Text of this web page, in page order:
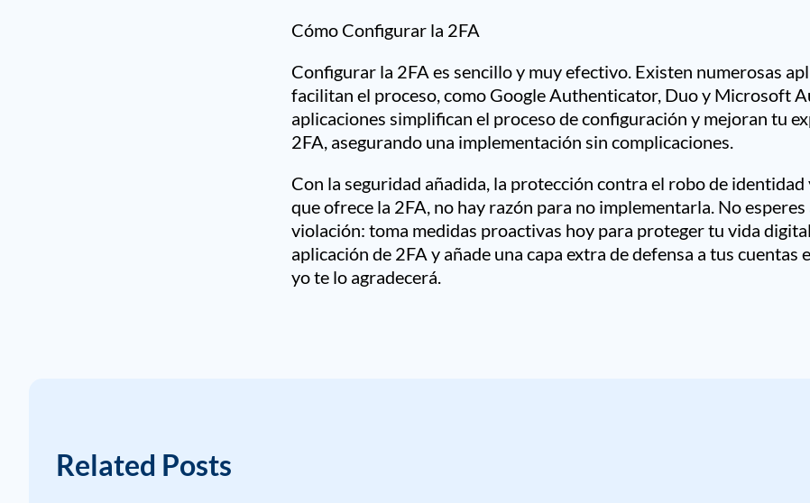
Cómo Configurar la 2FA
Configurar la 2FA es sencillo y muy efectivo. Existen numerosas
facilitan el proceso, como Google Authenticator, Duo y Microsoft
aplicaciones simplifican el proceso de configuración y mejoran tu
2FA, asegurando una implementación sin complicaciones.
Con la seguridad añadida, la protección contra el robo de
que ofrece la 2FA, no hay razón para no implementarla. No esperes
violación: toma medidas proactivas hoy para proteger tu vida
aplicación de 2FA y añade una capa extra de defensa a tus cuentas
yo te lo agradecerá.
Related Posts